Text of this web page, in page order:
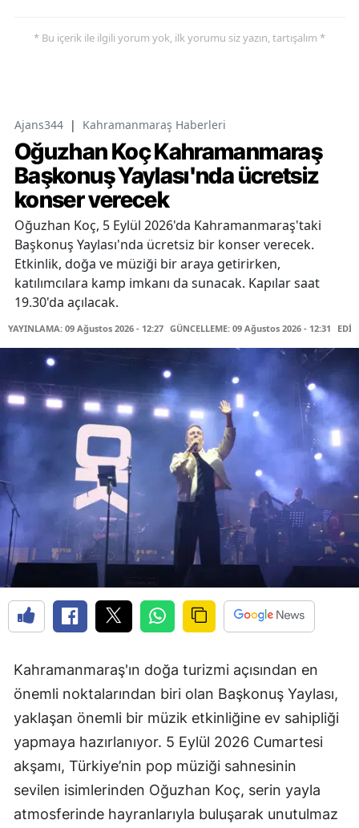
* Bu içerik ile ilgili yorum yok, ilk yorumu siz yazın, tartışalım *
Ajans344 | Kahramanmaraş Haberleri
Oğuzhan Koç Kahramanmaraş
Başkonuş Yaylası'nda ücretsiz
konser verecek
Oğuzhan Koç, 5 Eylül 2026'da Kahramanmaraş'taki
Başkonuş Yaylası'nda ücretsiz bir konser verecek.
Etkinlik, doğa ve müziği bir araya getirirken,
katılımcılara kamp imkanı da sunacak. Kapılar saat
19.30'da açılacak.
YAYINLAMA: 09 Ağustos 2026 - 12:27 GÜNCELLEME: 09 Ağustos 2026 - 12:31
Kahramanmaraş'ın doğa turizmi açısından en
önemli noktalarından biri olan Başkonuş Yaylası,
yaklaşan önemli bir müzik etkinliğine ev sahipliği
yapmaya hazırlanıyor. 5 Eylül 2026 Cumartesi
akşamı, Türkiye’nin pop müziği sahnesinin
sevilen isimlerinden Oğuzhan Koç, serin yayla
atmosferinde hayranlarıyla buluşarak unutulmaz